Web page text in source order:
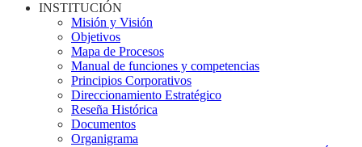
INSTITUCIÓN
Misión y Visión
Objetivos
Mapa de Procesos
Manual de funciones y competencias
Principios Corporativos
Direccionamiento Estratégico
Reseña Histórica
Documentos
Organigrama